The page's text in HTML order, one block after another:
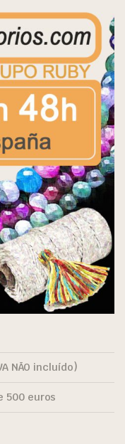
NÃO incluído)
500 euros